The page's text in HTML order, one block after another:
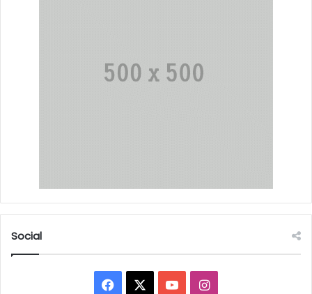
Social
Facebook YouTubeInstagram